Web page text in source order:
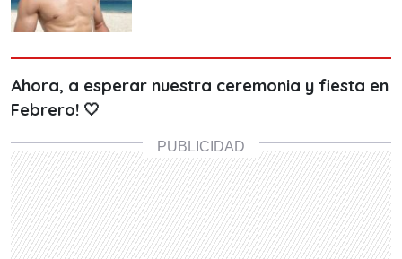
Ahora, a esperar nuestra ceremonia y fiesta en
Febrero! 🤍